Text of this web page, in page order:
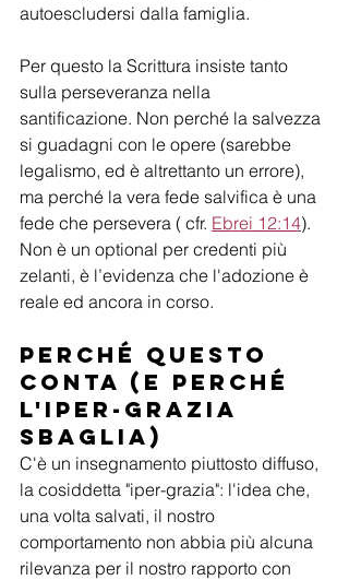
autoescludersi dalla famiglia.
Per questo la Scrittura insiste tanto
sulla perseveranza nella
santificazione. Non perché la salvezza
si guadagni con le opere (sarebbe
legalismo, ed è altrettanto un errore),
ma perché la vera fede salvifica è una
fede che persevera ( cfr. Ebrei 12:14).
Non è un optional per credenti più
zelanti, è l’evidenza che l'adozione è
reale ed ancora in corso.
Perché questo
conta (e perché
l'iper-grazia
sbaglia)
C'è un insegnamento piuttosto diffuso,
la cosiddetta "iper-grazia": l'idea che,
una volta salvati, il nostro
comportamento non abbia più alcuna
rilevanza per il nostro rapporto con